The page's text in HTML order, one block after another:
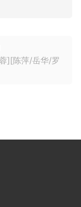
][陈萍/岳华/罗